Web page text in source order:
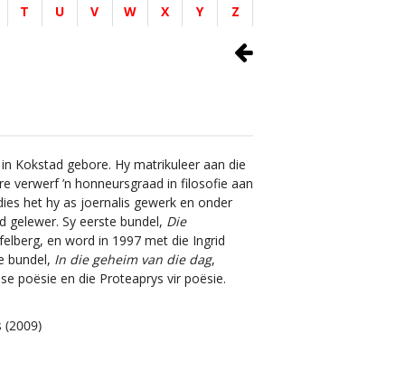
T U V W X Y Z
Kokstad gebore. Hy matrikuleer aan die
verwerf ’n honneursgraad in filosofie aan
het hy as joernalis gewerk en onder
gelewer. Sy eerste bundel, Die
en word in 1997 met die Ingrid
bundel, In die geheim van die dag,
poësie en die Proteaprys vir poësie.
(2009)